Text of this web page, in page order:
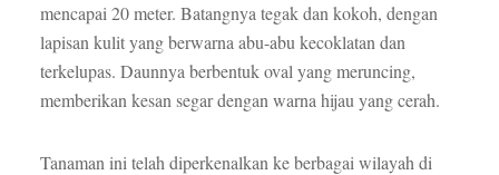
mencapai 20 meter. Batangnya tegak dan kokoh, dengan
lapisan kulit yang berwarna abu-abu kecoklatan dan
terkelupas. Daunnya berbentuk oval yang meruncing,
memberikan kesan segar dengan warna hijau yang cerah.
Tanaman ini telah diperkenalkan ke berbagai wilayah di